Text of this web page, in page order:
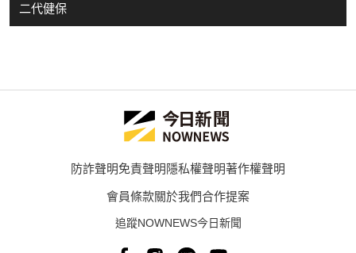
二代健保
防詐聲明免責聲明隱私權聲明著作權聲明
會員條款關於我們合作提案
追蹤NOWNEWS今日新聞